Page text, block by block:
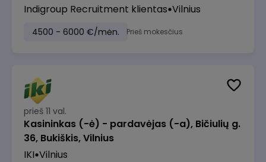
Indigroup Recruitment klientas Vilnius
4500 - 6000 €/mėn. Prieš mokesčius
prieš 11 val.
Kasininkas (-ė) - pardavėjas (-a), Bičiulių g.
36, Bukiškis, Vilnius
IKI Vilnius